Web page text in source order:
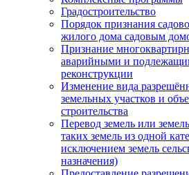
Градостроительство
Порядок признания
жилого дома садовым
Признание
аварийными и
реконструкции
Изменение вида
земельных участков и
строительства
Перевод земель или
таких земель из одной
исключением земель
назначения)